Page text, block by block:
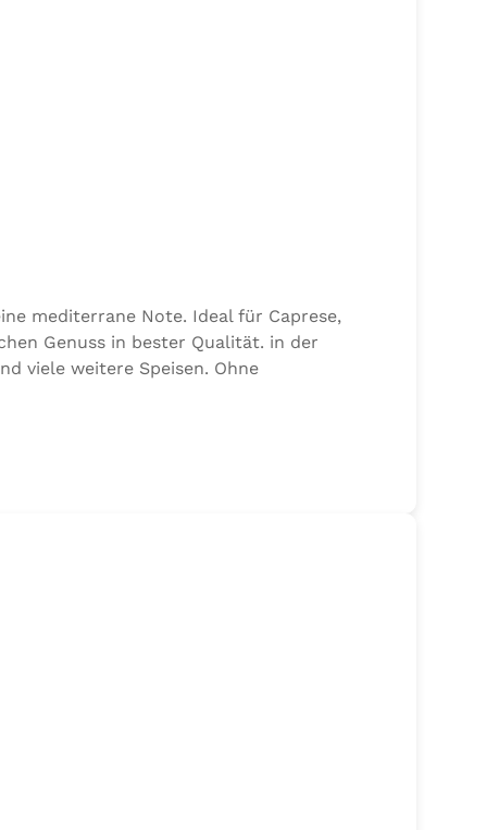
mediterrane Note. Ideal für Caprese,
Genuss in bester Qualität. in der
viele weitere Speisen. Ohne
17,7% Kräuter (Basilikum 10,6%, Oregano,